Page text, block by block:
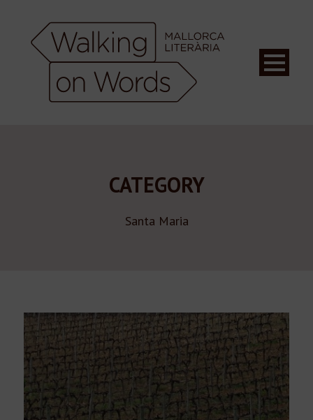
English
CATEGORY
Santa Maria